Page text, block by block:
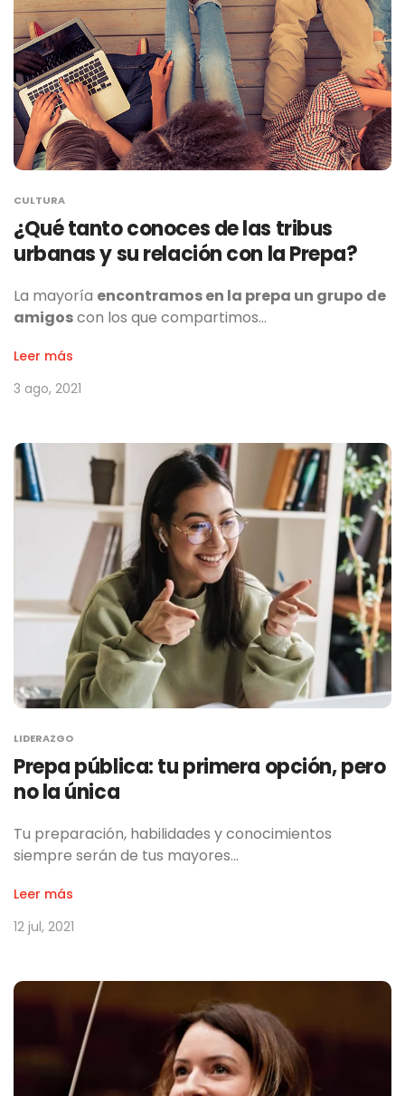
CULTURA
¿Qué tanto conoces de las tribus
urbanas y su relación con la Prepa?
La mayoría encontramos en la prepa un grupo de
amigoscon los que compartimos…
Leer más
3 ago, 2021
LIDERAZGO
Prepa pública: tu primera opción, pero
no la única
Tu preparación, habilidades y conocimientos
siempre serán de tus mayores…
Leer más
12 jul, 2021